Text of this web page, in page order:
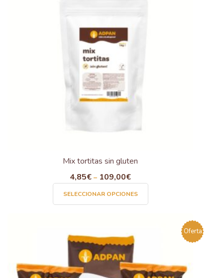
Mix tortitas sin gluten
4,85€ – 109,00€
SELECCIONAR OPCIONES
producto
se
Oferta